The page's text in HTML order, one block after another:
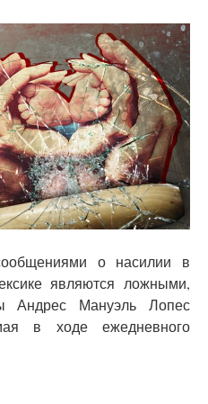
о насилии в
являются ложными,
Андрес Мануэль Лопес
в ходе ежедневного